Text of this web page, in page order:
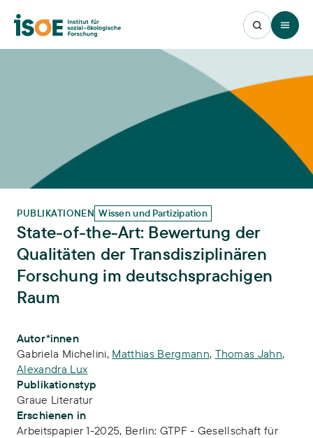
Open
PUBLIKATIONEN Wissen und Partizipation
State-of-the-Art: Bewertung der
Qualitäten der Transdisziplinären
Forschung im deutschsprachigen
Raum
Publikations-Infos
Autor*innen
Gabriela Michelini, Matthias Bergmann, Thomas Jahn,
Alexandra Lux
Publikationstyp
Graue Literatur
Erschienen in
Arbeitspapier 1-2025, Berlin: GTPF - Gesellschaft für